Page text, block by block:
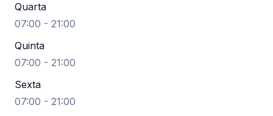
Quarta
07:00 - 21:00
Quinta
07:00 - 21:00
Sexta
07:00 - 21:00